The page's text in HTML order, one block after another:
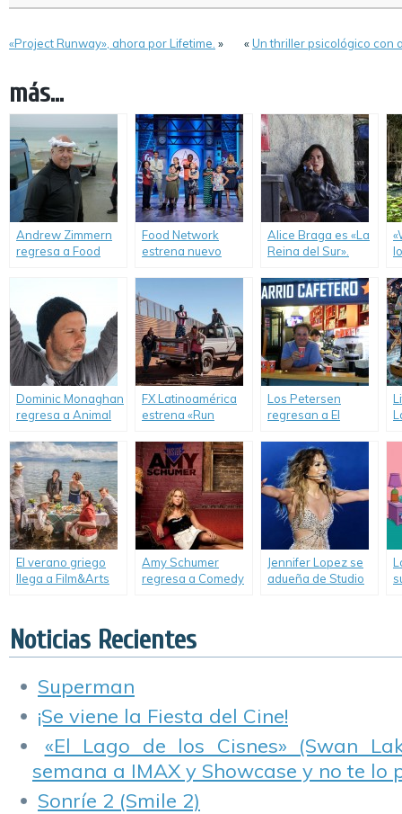
«Project Runway», ahora por Lifetime. » «Un thriller psicológico con
más...
Andrew Zimmern
regresa a Food
Food Network
estrena nuevo
Latinoamérica.
Alice Braga es «La
Reina del Sur».
Dominic Monaghan
regresa a Animal
FX Latinoamérica
estrena «Run
Los Petersen
regresan a El
propuesta distinta.
El verano griego
llega a Film&Arts
Amy Schumer
regresa a Comedy
Jennifer Lopez se
adueña de Studio
Noticias Recientes
Superman
¡Se viene la Fiesta del Cine!
«El Lago de los Cisnes» (Swan
semana a IMAX y Showcase y no te lo
Sonríe 2 (Smile 2)